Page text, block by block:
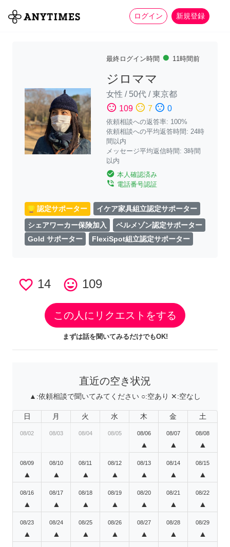
ログイン 新規登録
全て 家事 more_horiz
最終ログイン時間 fiber_manual_record 11時間前
ジロママ
女性 / 50代 /東京都
sentiment_satisfied 109 sentiment_neutral 7 sentiment_dissatisfied 0
依頼相談への返答率: 100%
依頼相談への平均返答時間: 24時
間以内
メッセージ平均返信時間: 3時間
以内
check_circle 本人確認済み
phone_in_talk 電話番号認証
認定サポーター イケア家具組立認定サポーター
シェアワーカー保険加入
ベルメゾン認定サポーター
Gold サポーター
FlexiSpot組立認定サポーター
favorite_border 14 tag_faces 109
この人にリクエストをする
まずは話を聞いてみるだけでもOK!
直近の空き状況
▲:依頼相談で聞いてみてください ○:空あり ✕:空なし
日 月 火 水 木 金 土
08/02 08/03 08/04 08/05 08/06
▲
08/07
▲
08/08
▲
08/09
▲
08/10
▲
08/11
▲
08/12
▲
08/13
▲
08/14
▲
08/15
▲
08/16
▲
08/17
▲
08/18
▲
08/19
▲
08/20
▲
08/21
▲
08/22
▲
08/23
▲
08/24
▲
08/25
▲
08/26
▲
08/27
▲
08/28
▲
08/29
▲